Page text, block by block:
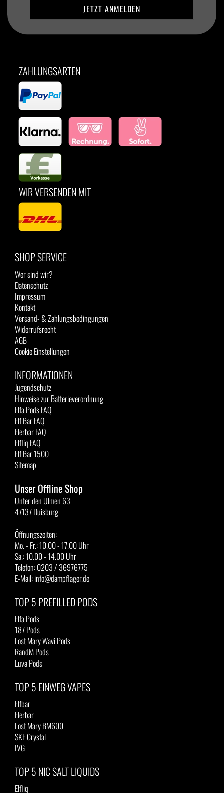
ZAHLUNGSARTEN
WIR VERSENDEN MIT
SHOP SERVICE
Wer sind wir?
Datenschutz
Impressum
Kontakt
Versand- & Zahlungsbedingungen
Widerrufsrecht
AGB
Cookie Einstellungen
INFORMATIONEN
Jugendschutz
Hinweise zur Batterieverordnung
Elfa Pods FAQ
Elf Bar FAQ
Flerbar FAQ
Elfliq FAQ
Elf Bar 1500
Sitemap
Unser Offline Shop
Unter den Ulmen 63
47137 Duisburg
Öffnungszeiten:
Mo. - Fr.: 10.00 - 17.00 Uhr
Sa.: 10.00 - 14.00 Uhr
Telefon: 0203 / 36976775
E-Mail: info@dampflager.de
TOP 5 PREFILLED PODS
Elfa Pods
187 Pods
Lost Mary Wavi Pods
RandM Pods
Luva Pods
TOP 5 EINWEG VAPES
Elfbar
Flerbar
Lost Mary BM600
SKE Crystal
IVG
TOP 5 NIC SALT LIQUIDS
Elfliq